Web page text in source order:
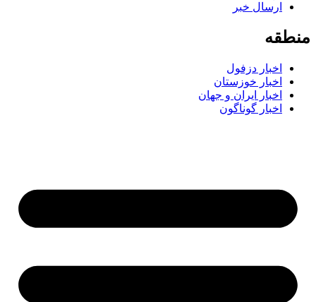
ارسال خبر
منطقه
اخبار دزفول
اخبار خوزستان
اخبار ایران و جهان
اخبار گوناگون